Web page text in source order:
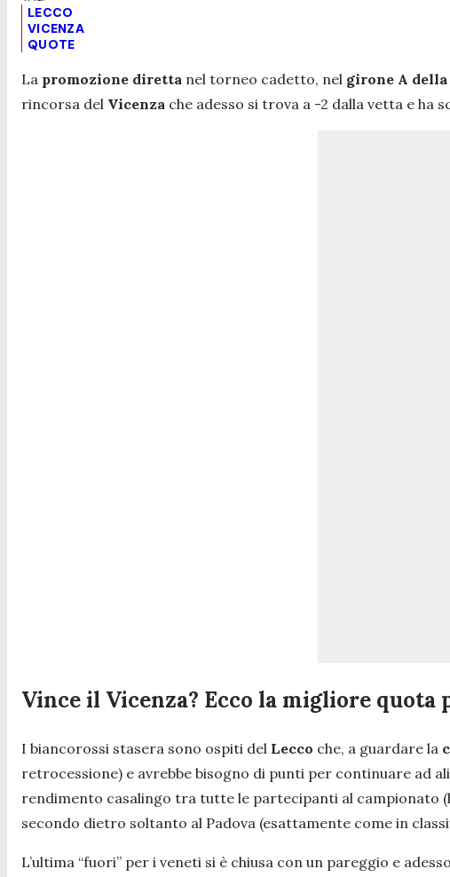
LECCO
VICENZA
QUOTE
La promozione diretta nel torneo cadetto, nel girone A della
rincorsa del Vicenza che adesso si trova a -2 dalla vetta e ha
Vince il Vicenza? Ecco la migliore quota
I biancorossi stasera sono ospiti del Lecco che, a guardare la
retrocessione) e avrebbe bisogno di punti per continuare ad
rendimento casalingo tra tutte le partecipanti al campionato
secondo dietro soltanto al Padova (esattamente come in
L’ultima “fuori” per i veneti si è chiusa con un pareggio e